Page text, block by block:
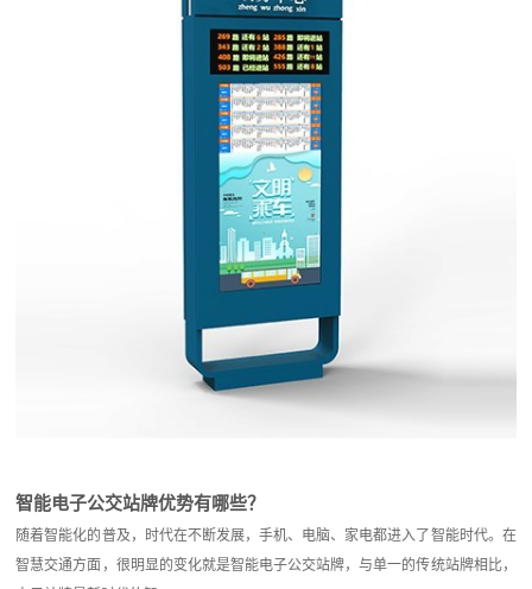
智能电子公交站牌优势有哪些？
随着智能化的普及，时代在不断发展，手机、电脑、家电都进入了智能时代。在
智慧交通方面，很明显的变化就是智能电子公交站牌，与单一的传统站牌相比，